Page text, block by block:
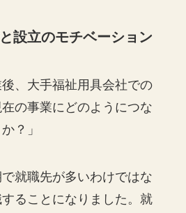
設立のモチベーション
後、大手福祉用具会社での
の事業にどのようにつな
？」
で就職先が多いわけではな
ることになりました。就